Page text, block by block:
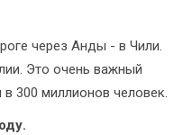
через Анды - в Чили.
Это очень важный
300 миллионов человек.